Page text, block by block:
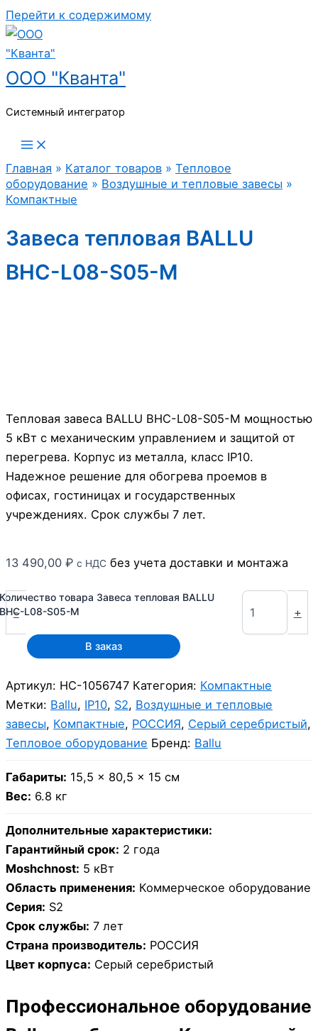
Перейти к содержимому
ООО "Кванта"
Системный интегратор
Главная » Каталог товаров » Тепловое
оборудование » Воздушные и тепловые завесы »
Компактные
Завеса тепловая BALLU
BHC-L08-S05-M
Тепловая завеса BALLU BHC-L08-S05-M мощностью
5 кВт с механическим управлением и защитой от
перегрева. Корпус из металла, класс IP10.
Надежное решение для обогрева проемов в
офисах, гостиницах и государственных
учреждениях. Срок службы 7 лет.
13 490,00 ₽ с НДС без учета доставки и монтажа
-
товара Завеса тепловая BALLU
L08-S05-M
+
В заказ
Артикул: НС-1056747 Категория: Компактные
Метки: Ballu, IP10, S2, Воздушные и тепловые
завесы, Компактные, РОССИЯ, Серый серебристый,
Тепловое оборудование Бренд: Ballu
Габариты: 15,5 × 80,5 × 15 см
Вес: 6.8 кг
Дополнительные характеристики:
Гарантийный срок: 2 года
Moshchnost: 5 кВт
Область применения: Коммерческое оборудование
Серия: S2
Срок службы: 7 лет
Страна производитель: РОССИЯ
Цвет корпуса: Серый серебристый
Профессиональное оборудование